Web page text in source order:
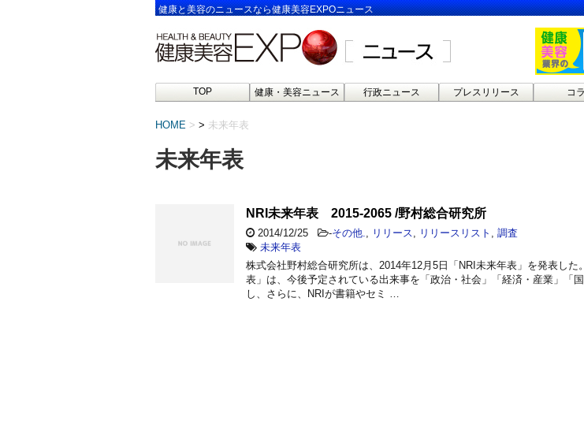
健康と美容のニュースなら健康美容EXPOニュース
TOP 健康・美容ニュース 行政ニュース プレスリリース コ
HOME > 未来年表
未来年表
NRI未来年表 2015-2065 /野村総合研究所
2014/12/25 -その他. リリース リリースリスト
調査
未来年表
株式会社野村総合研究所は、2014年12月5日「NRI未来年表」を発表した
表」は、今後予定されている出来事を「政治・社会」「経済・産業」「
し、さらに、NRIが書籍やセミ …